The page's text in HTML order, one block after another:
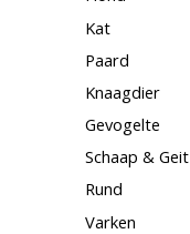
Kat
Paard
Knaagdier
Gevogelte
Schaap & Geit
Rund
Varken